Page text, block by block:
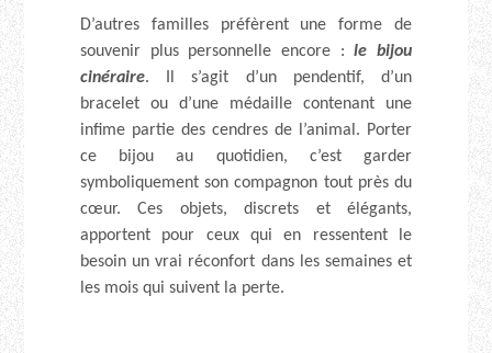
D’autres familles préfèrent une forme de
souvenir plus personnelle encore :le bijou
cinéraire. Il s’agit d’un pendentif, d’un
bracelet ou d’une médaille contenant une
infime partie des cendres de l’animal. Porter
ce bijou au quotidien, c’est garder
symboliquement son compagnon tout près du
cœur. Ces objets, discrets et élégants,
apportent pour ceux qui en ressentent le
besoin un vrai réconfort dans les semaines et
les mois qui suivent la perte.